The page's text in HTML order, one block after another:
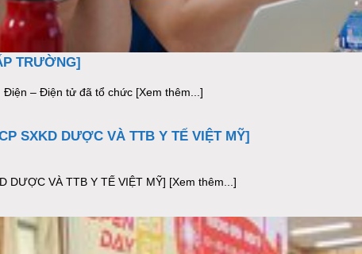
TRƯỜNG]
– Điện tử đã tổ chức [Xem thêm...]
SXKD DƯỢC VÀ TTB Y TẾ VIỆT MỸ]
DƯỢC VÀ TTB Y TẾ VIỆT MỸ] [Xem thêm...]